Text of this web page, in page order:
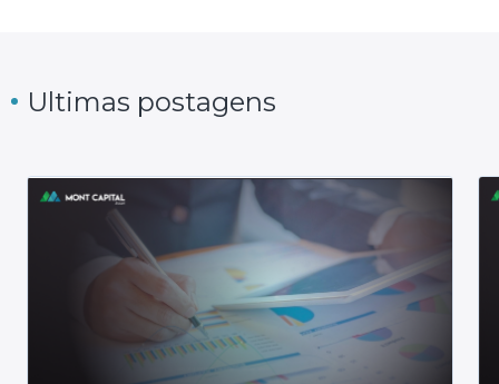
Ultimas postagens